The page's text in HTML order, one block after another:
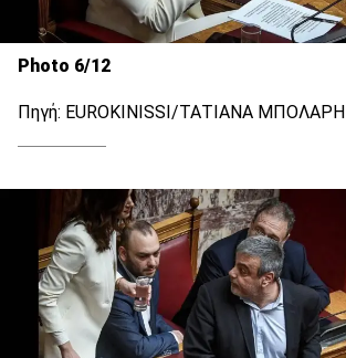
Photo 6/12
Πηγή: EUROKINISSI/ΤΑΤΙΑΝΑ ΜΠΟΛΑΡΗ